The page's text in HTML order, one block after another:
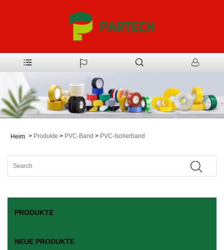
Heim > Produkte > PVC-Band > PVC-Isolierband
PRODUKTE
NEUE PRODUKTE